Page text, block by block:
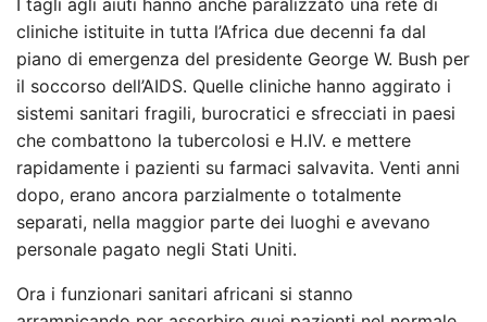
I tagli agli aiuti hanno anche paralizzato una rete di
cliniche istituite in tutta l’Africa due decenni fa dal
piano di emergenza del presidente George W. Bush per
il soccorso dell’AIDS. Quelle cliniche hanno aggirato i
sistemi sanitari fragili, burocratici e sfrecciati in paesi
che combattono la tubercolosi e H.IV. e mettere
rapidamente i pazienti su farmaci salvavita. Venti anni
dopo, erano ancora parzialmente o totalmente
separati, nella maggior parte dei luoghi e avevano
personale pagato negli Stati Uniti.
Ora i funzionari sanitari africani si stanno